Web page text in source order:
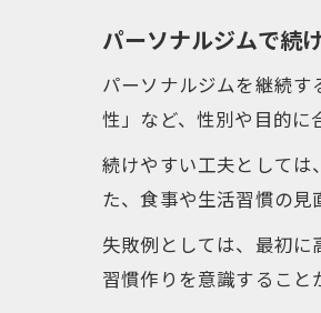
パーソナルジムで続
パーソナルジムを継続
性」など、性別や目的に
続けやすい工夫として
た、食事や生活習慣の
失敗例としては、最初
習慣作りを意識すること